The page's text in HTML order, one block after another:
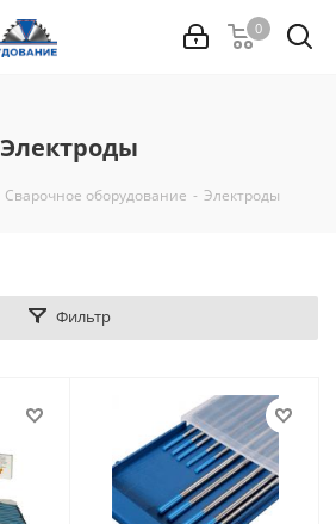
0
Электроды
Сварочное оборудование - Электроды
Фильтр